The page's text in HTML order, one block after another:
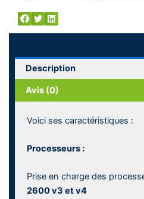
Description
Avis (0)
Voici ses caractéristiques :
Processeurs :
Prise en charge des
2600 v3 et v4